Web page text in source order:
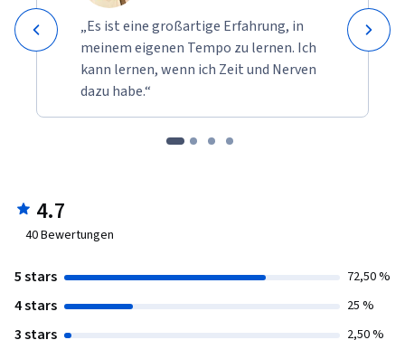
„Es ist eine großartige Erfahrung, in
meinem eigenen Tempo zu lernen. Ich
kann lernen, wenn ich Zeit und Nerven
dazu habe.“
4.7
40Bewertungen
5 stars 72,50 %
4 stars 25 %
3 stars 2,50 %